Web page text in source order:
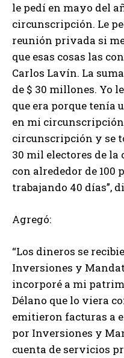
le pedí en mayo del
circunscripción. Le
reunión privada si
que esas cosas las
Carlos Lavín. La
de $ 30 millones. Yo
que era porque tenía
en mi
circunscripción y se
30 mil electores de
con alrededor de 100
trabajando 40 días”,
Agregó:
“Los dineros se
Inversiones y
incorporé a mi
Délano que lo viera
emitieron facturas a
por Inversiones y
cuenta de servicios